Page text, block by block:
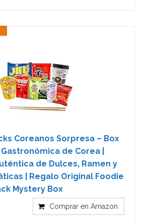
Coreanos Sorpresa – Box
de Corea |
de Dulces, Ramen y
| Regalo Original Foodie
Mystery Box
Comprar en Amazon